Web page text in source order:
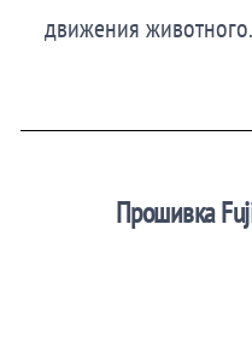
движения животного.
Прошивка